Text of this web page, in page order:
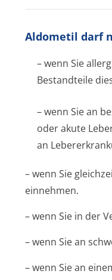
Aldometil darf
– wenn Sie
Bestandteile
– wenn Sie an
oder akute
an
– wenn Sie
einnehmen.
– wenn Sie in der
– wenn Sie an
– wenn Sie an